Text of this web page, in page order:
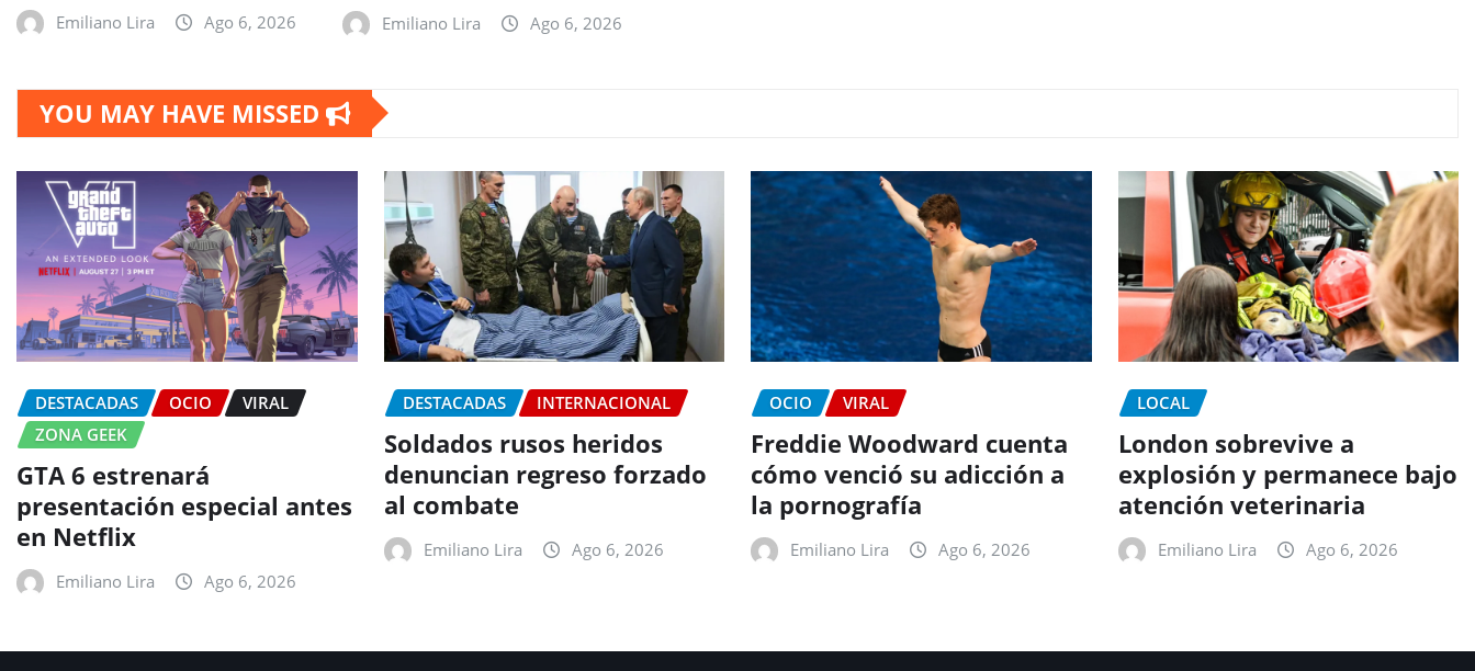
Emiliano Lira Ago 6, 2026 Emiliano Lira Ago 6, 2026
YOU MAY HAVE MISSED
DESTACADAS OCIO
VIRAL
ZONA GEEK
GTA 6 estrenará
presentación especial antes
en Netflix
Emiliano Lira Ago 6, 2026
DESTACADAS INTERNACIONAL
Soldados rusos heridos
denuncian regreso forzado
al combate
Emiliano Lira Ago 6, 2026
OCIO VIRAL
Freddie Woodward cuenta
cómo venció su adicción a
la pornografía
Emiliano Lira Ago 6, 2026
LOCAL
London sobrevive a
explosión y permanece bajo
atención veterinaria
Emiliano Lira Ago 6, 2026